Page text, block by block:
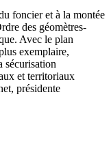
foncier et à la montée
des géomètres-
Avec le plan
exemplaire,
sécurisation
et territoriaux
présidente